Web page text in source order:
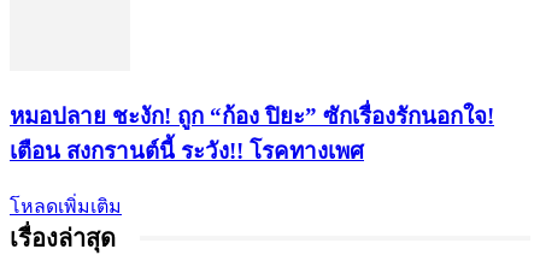
หมอปลาย ชะงัก! ถูก “ก้อง ปิยะ” ซักเรื่องรักนอกใจ!
เตือน สงกรานต์นี้ ระวัง!! โรคทางเพศ
โหลดเพิ่มเติม
เรื่องล่าสุด